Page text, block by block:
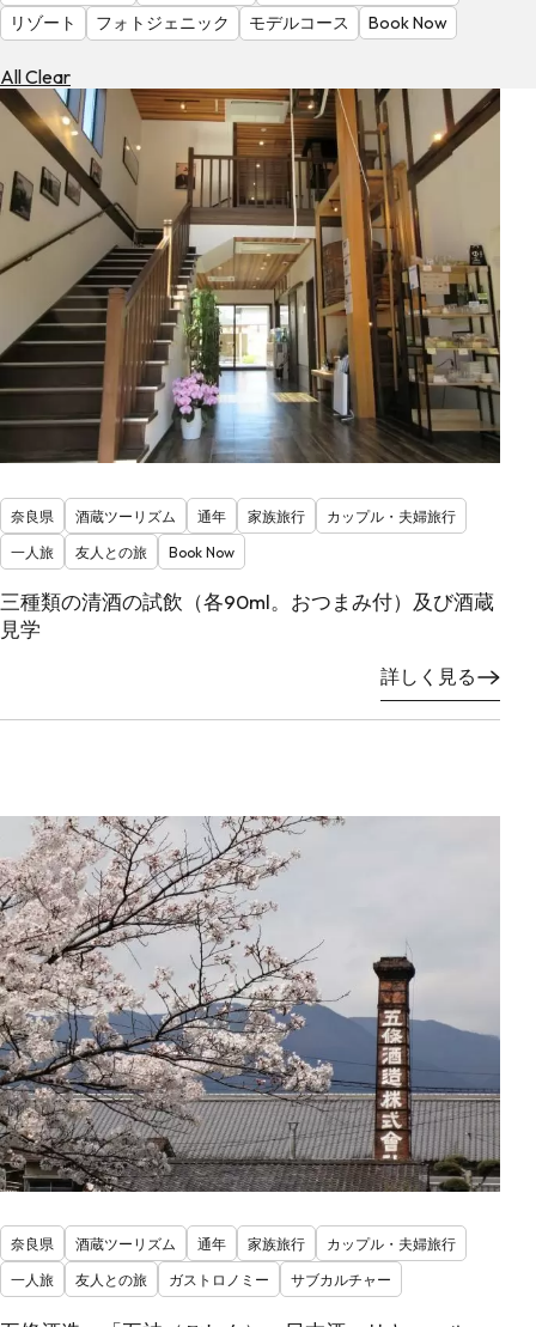
リゾート
フォトジェニック モデルコース Book Now
All Clear
奈良県 酒蔵ツーリズム 通年 家族旅行
カップル・夫婦旅行
一人旅
友人との旅 Book Now
三種類の清酒の試飲（各90ml。おつまみ付）及び酒蔵
見学
詳しく見る
奈良県 酒蔵ツーリズム 通年 家族旅行
カップル・夫婦旅行
一人旅
友人との旅 ガストロノミー サブカルチャー